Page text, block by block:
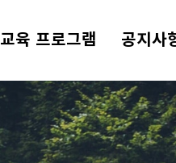
교육 프로그램 공지사